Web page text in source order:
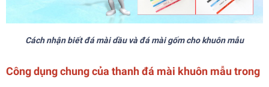
Cách nhận biết đá mài dầu và đá mài gốm cho khuôn mẫu
Công dụng chung của thanh đá mài khuôn mẫu trong